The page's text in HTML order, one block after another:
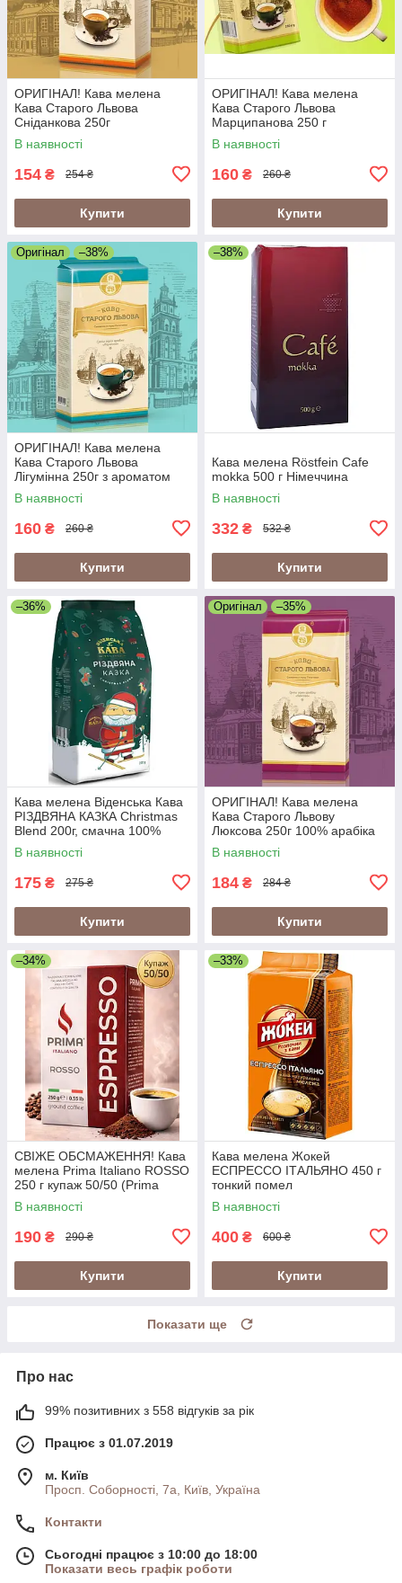
ОРИГІНАЛ! Кава мелена
Кава Старого Львова
Сніданкова 250г
В наявності
154 ₴ 254 ₴
Купити
ОРИГІНАЛ! Кава мелена
Кава Старого Львова
Марципанова 250 г
В наявності
160 ₴ 260 ₴
Купити
Оригінал –38%
ОРИГІНАЛ! Кава мелена
Кава Старого Львова
Лігумінна 250г з ароматом
ірландського віскі
В наявності
160 ₴ 260 ₴
Купити
–38%
Кава мелена Röstfein Cafe
mokka 500 г Німеччина
В наявності
332 ₴ 532 ₴
Купити
–36%
Кава мелена Віденська Кава
РІЗДВЯНА КАЗКА Christmas
Blend 200г, смачна 100%
арабіка
В наявності
175 ₴ 275 ₴
Купити
Оригінал –35%
ОРИГІНАЛ! Кава мелена
Кава Старого Львову
Люксова 250г 100% арабіка
В наявності
184 ₴ 284 ₴
Купити
–34%
СВІЖЕ ОБСМАЖЕННЯ! Кава
мелена Prima Italiano ROSSO
250 г купаж 50/50 (Prima
Italiano Espresso Rosso)
В наявності
190 ₴ 290 ₴
Купити
–33%
Кава мелена Жокей
ЕСПРЕССО ІТАЛЬЯНО 450 г
тонкий помел
В наявності
400 ₴ 600 ₴
Купити
Показати ще
Про нас
99% позитивних з 558 відгуків за рік
Працює з 01.07.2019
м. Київ
Просп. Соборності, 7а, Київ, Україна
Контакти
Сьогодні працює з 10:00 до 18:00
Показати весь графік роботи